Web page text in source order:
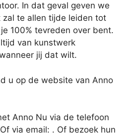
In dat geval geven we
zal te allen tijde leiden tot
100% tevreden over bent.
van kunstwerk
jij dat wilt.
u op de website van Anno
Anno Nu via de telefoon
via email: . Of bezoek hun